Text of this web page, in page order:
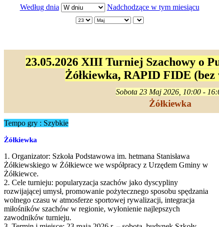
Według dnia Nadchodzące w tym miesiącu
23.05.2026 XIII Turniej Szachowy o
Żółkiewka, RAPID FIDE (bez
Sobota 23 Maj 2026, 10:00 -
Żółkiewka
Tempo gry : Szybkie
Żółkiewka
1. Organizator: Szkoła Podstawowa im. hetmana Stanisława
Żółkiewskiego w Żółkiewce we współpracy z Urzędem Gminy w
Żółkiewce.
2. Cele turnieju: popularyzacja szachów jako dyscypliny
rozwijającej umysł, promowanie pożytecznego sposobu spędzania
wolnego czasu w atmosferze sportowej rywalizacji, integracja
miłośników szachów w regionie, wyłonienie najlepszych
zawodników turnieju.